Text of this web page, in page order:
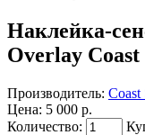
Наклейка-
Overlay Coast
Производитель:
Цена: 5 000 р.
Количество: